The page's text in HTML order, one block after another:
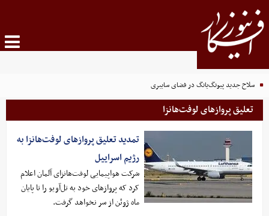
سلاح جدید پیونگ‌یانگ در فضای سایبری
تعلیق پروازهای لوفت‌هانزا
تمدید تعلیق پروازهای لوفت‌هانزا به
رژیم اسراییل
شرکت هواپیمایی لوفت‌هانزای آلمان اعلام
کرد که پروازهای خود به تل‌آویو را تا پایان
ماه ژوئن از سر نخواهد گرفت.